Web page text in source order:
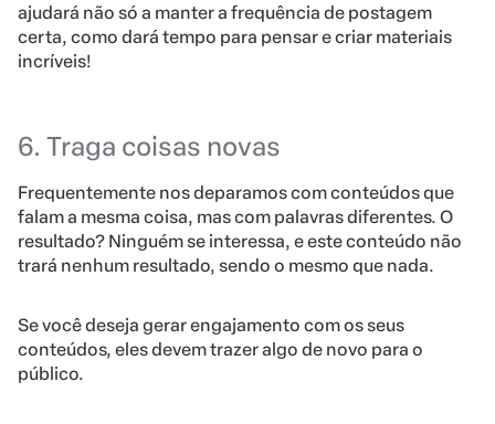
ajudará não só a manter a frequência de postagem
certa, como dará tempo para pensar e criar materiais
incríveis!
6. Traga coisas novas
Frequentemente nos deparamos com conteúdos que
falam a mesma coisa, mas com palavras diferentes. O
resultado? Ninguém se interessa, e este conteúdo não
trará nenhum resultado, sendo o mesmo que nada.
Se você deseja gerar engajamento com os seus
conteúdos, eles devem trazer algo de novo para o
público.